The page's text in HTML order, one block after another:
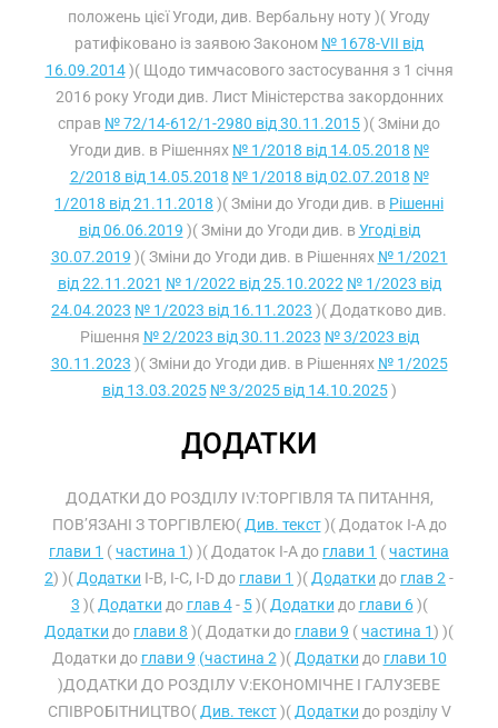
положень цієї Угоди, див. Вербальну ноту)( Угоду
ратифіковано із заявою Законом № 1678-VII від
16.09.2014)( Щодо тимчасового застосування з 1 січня
2016 року Угоди див. Лист Міністерства закордонних
справ № 72/14-612/1-2980 від 30.11.2015)( Зміни до
Угоди див. в Рішеннях № 1/2018 від 14.05.2018 №
2/2018 від 14.05.2018 № 1/2018 від 02.07.2018 №
1/2018 від 21.11.2018 )( Зміни до Угоди див. в Рішенні
від 06.06.2019 )( Зміни до Угоди див. в Угоді від
30.07.2019 )( Зміни до Угоди див. в Рішеннях № 1/2021
від 22.11.2021 № 1/2022 від 25.10.2022 № 1/2023 від
24.04.2023 № 1/2023 від 16.11.2023 )( Додатково див.
Рішення № 2/2023 від 30.11.2023 № 3/2023 від
30.11.2023 )( Зміни до Угоди див. в Рішеннях № 1/2025
від 13.03.2025 № 3/2025 від 14.10.2025)
ДОДАТКИ
ДОДАТКИ ДО РОЗДІЛУ IV:ТОРГІВЛЯ ТА ПИТАННЯ,
ПОВ’ЯЗАНІ З ТОРГІВЛЕЮ( Див. текст)( Додаток I-A до
глави 1 (частина 1) )( Додаток I-A до глави 1 (частина
2) )( Додатки I-B, I-C, I-D до глави 1 )( Додатки до глав 2 -
3 )( Додатки до глав 4- 5)( Додатки до глави 6)(
Додатки до глави 8 )( Додатки до глави 9 (частина 1) )(
Додатки до глави 9 (частина 2 )( Додатки до глави 10
)ДОДАТКИ ДО РОЗДІЛУ V:ЕКОНОМІЧНЕ І ГАЛУЗЕВЕ
СПІВРОБІТНИЦТВО( Див. текст)( Додатки до розділу V